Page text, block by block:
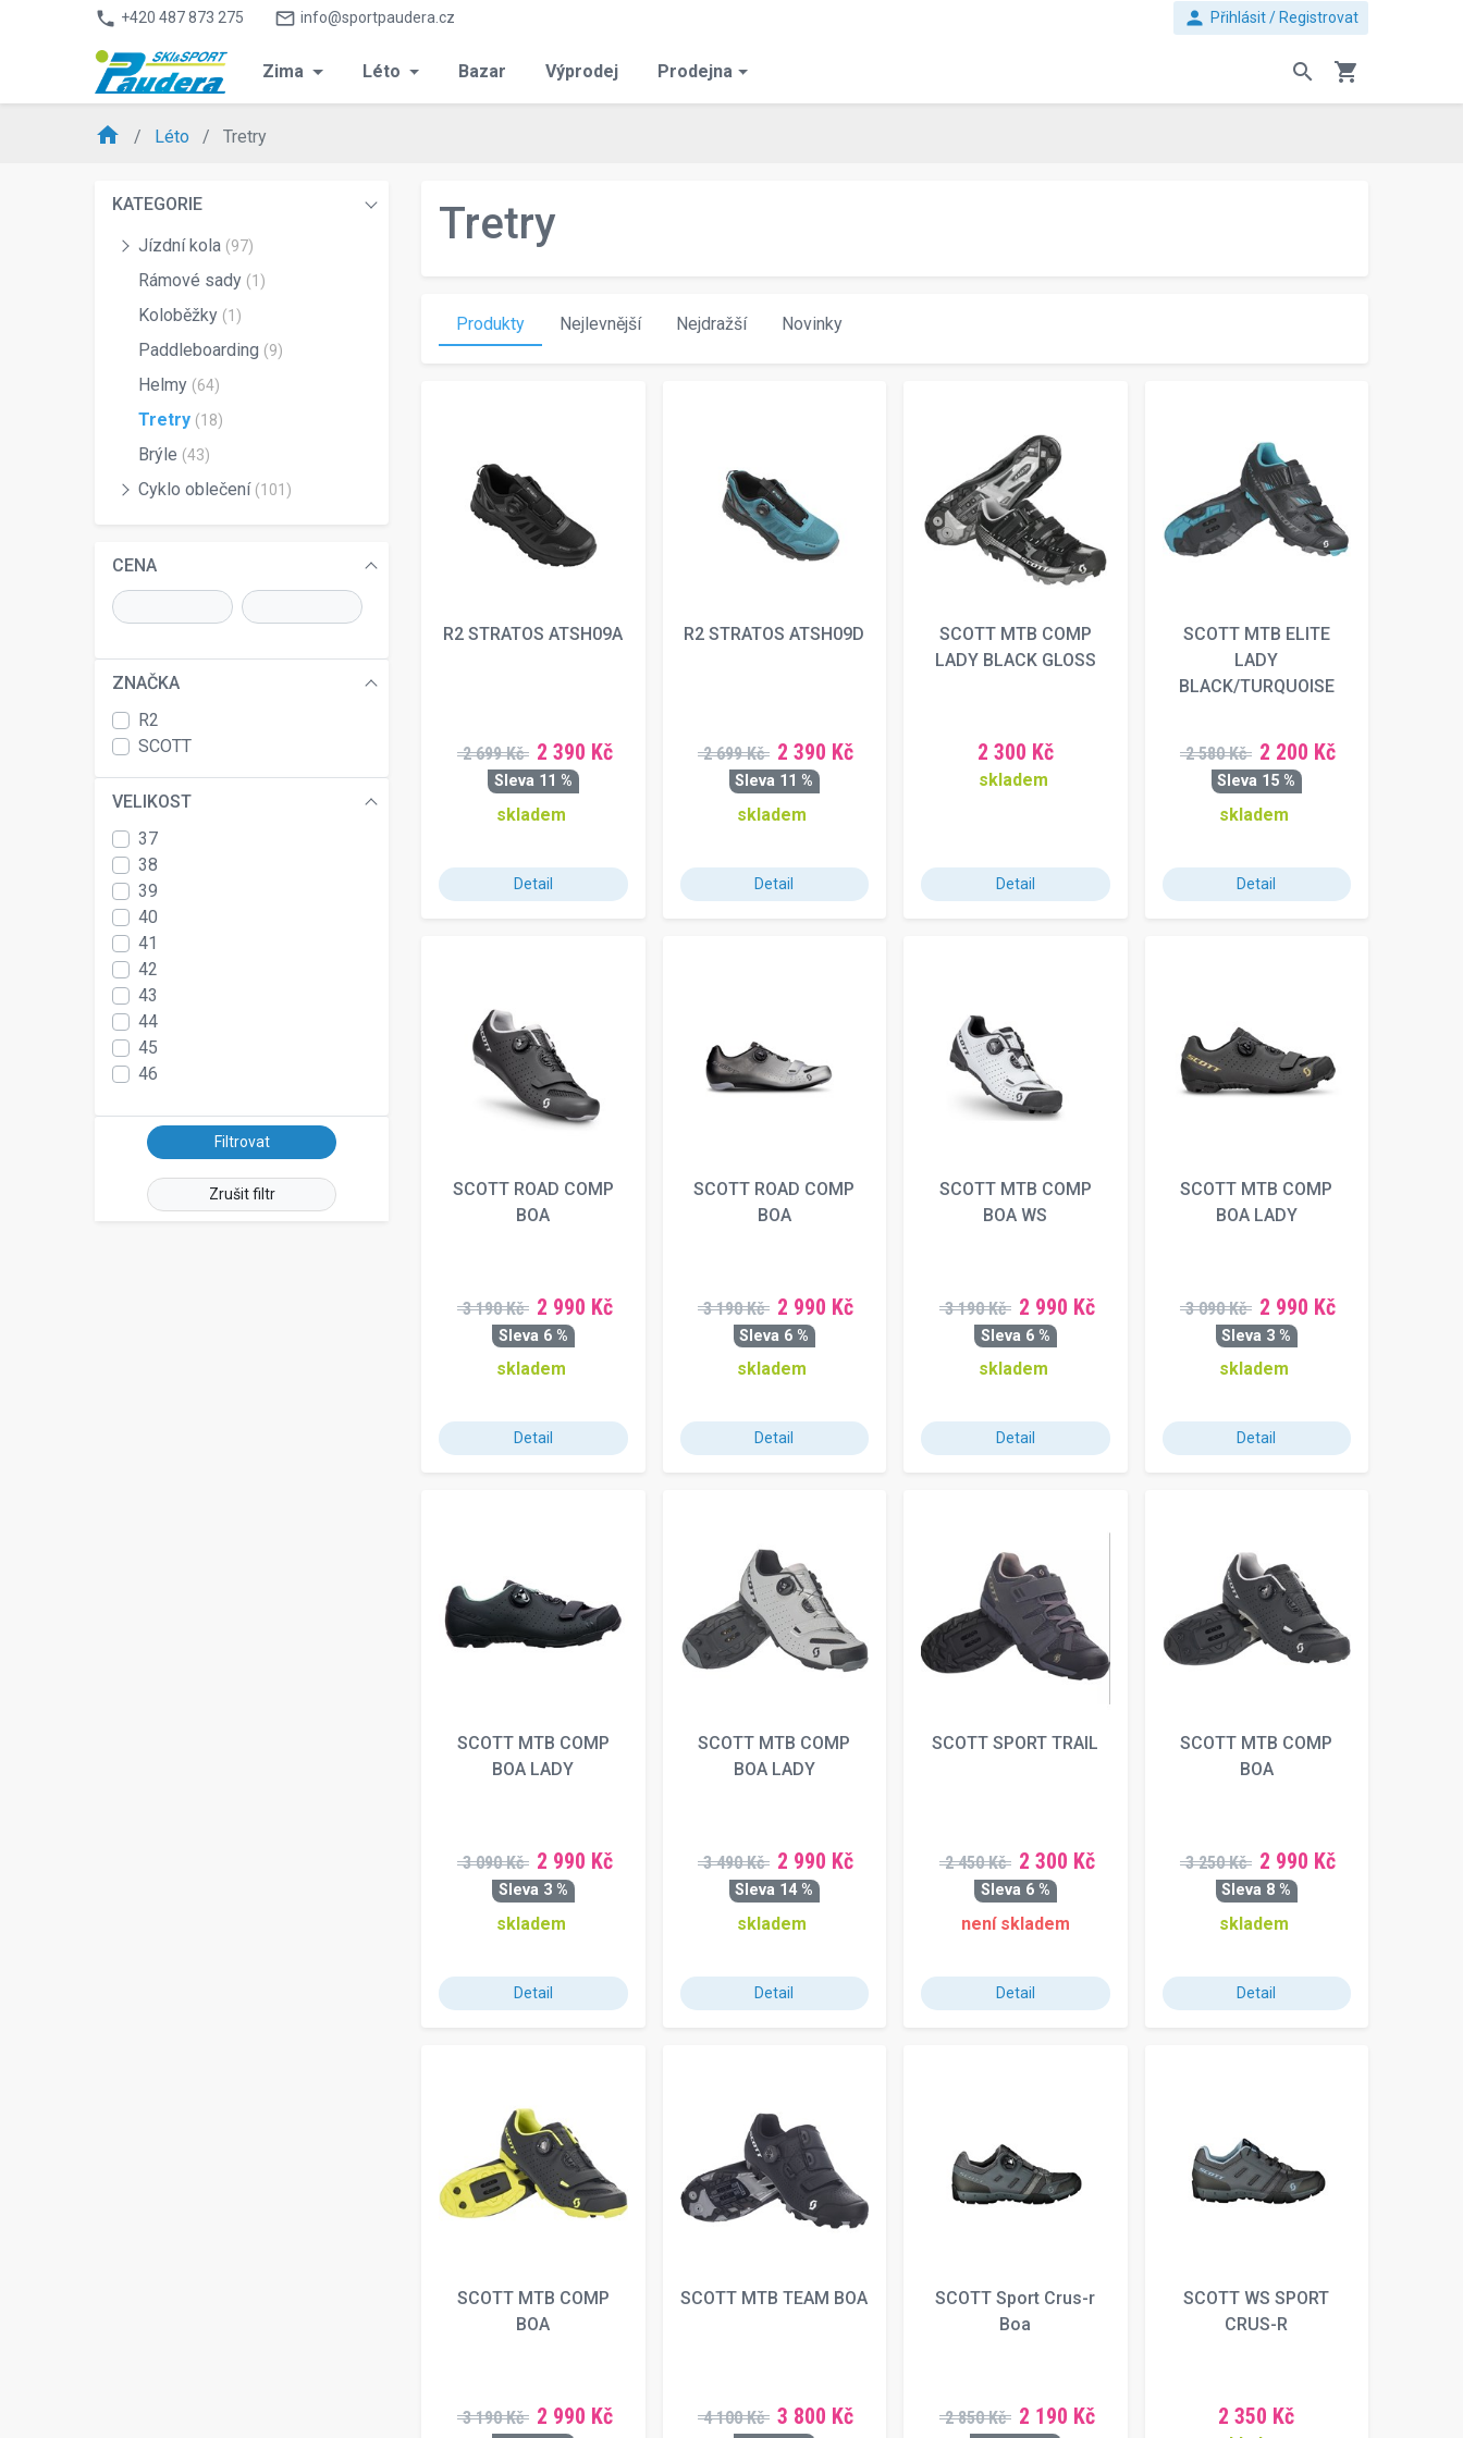
phone +420 487 873 275 mail_outline info@sportpaudera.cz person Přihlásit / Registrovat
Zima Léto Bazar Výprodej Prodejna search shopping_cart
home Léto Tretry
KATEGORIE
Jízdní kola (97)
Rámové sady (1)
Koloběžky (1)
Paddleboarding (9)
Helmy (64)
Tretry (18)
Brýle (43)
Cyklo oblečení (101)
CENA
ZNAČKA
R2
SCOTT
VELIKOST
37
38
39
40
41
42
43
44
45
46
Zrušit filtr
Tretry
Produkty Nejlevnější Nejdražší Novinky
R2 STRATOS ATSH09A
2 699 Kč 2 390 Kč
Sleva 11 %
skladem
Detail
R2 STRATOS ATSH09D
2 699 Kč 2 390 Kč
Sleva 11 %
skladem
Detail
SCOTT MTB COMP
LADY BLACK GLOSS
2 300 Kč
skladem
Detail
SCOTT MTB ELITE
LADY
BLACK/TURQUOISE
2 580 Kč 2 200 Kč
Sleva 15 %
skladem
Detail
SCOTT ROAD COMP
BOA
3 190 Kč 2 990 Kč
Sleva 6 %
skladem
Detail
SCOTT ROAD COMP
BOA
3 190 Kč 2 990 Kč
Sleva 6 %
skladem
Detail
SCOTT MTB COMP
BOA WS
3 190 Kč 2 990 Kč
Sleva 6 %
skladem
Detail
SCOTT MTB COMP
BOA LADY
3 090 Kč 2 990 Kč
Sleva 3 %
skladem
Detail
SCOTT MTB COMP
BOA LADY
3 090 Kč 2 990 Kč
Sleva 3 %
skladem
Detail
SCOTT MTB COMP
BOA LADY
3 490 Kč 2 990 Kč
Sleva 14 %
skladem
Detail
SCOTT SPORT TRAIL
2 450 Kč 2 300 Kč
Sleva 6 %
není skladem
Detail
SCOTT MTB COMP
BOA
3 250 Kč 2 990 Kč
Sleva 8 %
skladem
Detail
SCOTT MTB COMP
BOA
3 190 Kč 2 990 Kč
SCOTT MTB TEAM BOA
4 100 Kč 3 800 Kč
SCOTT Sport Crus-r
Boa
2 850 Kč 2 190 Kč
SCOTT WS SPORT
CRUS-R
2 350 Kč